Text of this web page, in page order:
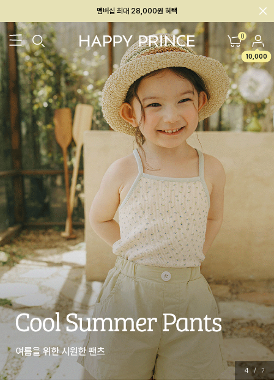
회원전용 아울렛, 가입하면 ~60% 할인!
멤버십 최대 28,000원 혜택 0
10,000
26SS 신상 BEST BABY[6~12M] 아우터/상의 하의/레깅스
4 / 7